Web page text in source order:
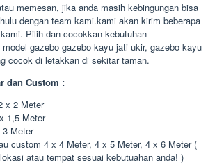
memesan, jika anda masih kebingungan bisa
dengan team kami.kami akan kirim beberapa
Pilih dan cocokkan kebutuhan
gazebo gazebo kayu jati ukir, gazebo kayu
cocok di letakkan di sekitar taman.
dan Custom :
x 2 Meter
1,5 Meter
3 Meter
custom 4 x 4 Meter, 4 x 5 Meter, 4 x 6 Meter (
atau tempat sesuai kebutuahan anda! )